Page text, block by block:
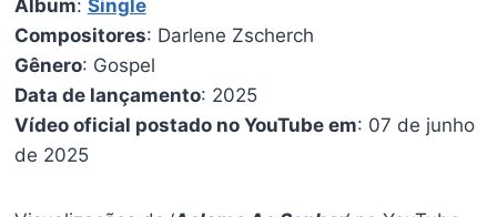
Álbum: Single
Compositores: Darlene Zscherch
Gênero: Gospel
Data de lançamento: 2025
Vídeo oficial postado no YouTube em: 07 de junho
de 2025